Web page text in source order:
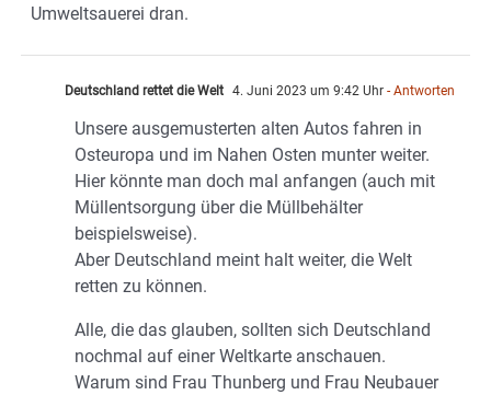
Umweltsauerei dran.
Deutschland rettet die Welt 4. Juni 2023 um 9:42 Uhr - Antworten
Unsere ausgemusterten alten Autos fahren in
Osteuropa und im Nahen Osten munter weiter.
Hier könnte man doch mal anfangen (auch mit
Müllentsorgung über die Müllbehälter
beispielsweise).
Aber Deutschland meint halt weiter, die Welt
retten zu können.
Alle, die das glauben, sollten sich Deutschland
nochmal auf einer Weltkarte anschauen.
Warum sind Frau Thunberg und Frau Neubauer